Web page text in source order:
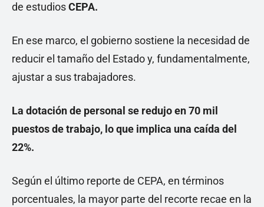
de estudiosCEPA.
En ese marco, el gobierno sostiene la necesidad de
reducir el tamaño del Estado y, fundamentalmente,
ajustar a sus trabajadores.
La dotación de personal se redujo en 70 mil
puestos de trabajo, lo que implica una caída del
22%.
Según el último reporte de CEPA, en términos
porcentuales, la mayor parte del recorte recae en la